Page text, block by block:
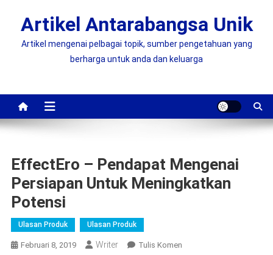
Artikel Antarabangsa Unik
Artikel mengenai pelbagai topik, sumber pengetahuan yang
berharga untuk anda dan keluarga
EffectEro – Pendapat Mengenai
Persiapan Untuk Meningkatkan
Potensi
Ulasan Produk Ulasan Produk
Februari 8, 2019 Writer Tulis KomenOn